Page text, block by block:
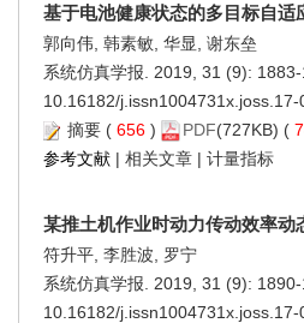
基于电池健康状态的多目标自适
郭向伟, 韩素敏, 华显, 谢东垒
系统仿真学报. 2019, 31 (9):
10.16182/j.issn1004731x.joss.17-
摘要 ( 656 ) PDF(727KB) (
参考文献 | 相关文章 | 计量指标
某推土机作业时动力传动效率动
符升平, 李胜波, 罗宁
系统仿真学报. 2019, 31 (9):
10.16182/j.issn1004731x.joss.17-